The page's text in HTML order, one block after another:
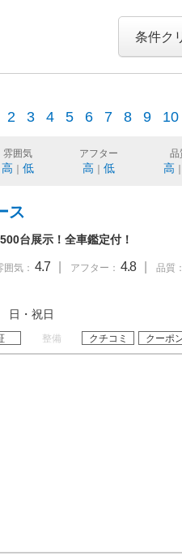
条件ク
2 3 4 5 6 7 8 9 10
雰囲気
高 低
アフター
高 低
品
高
ス
台展示！全車鑑定付！
囲気： 4.7 アフター： 4.8 品質：
・祝日
整備 クチコミ クーポ